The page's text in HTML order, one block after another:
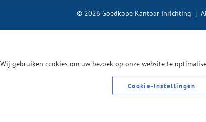
|
© 2026 Goedkope Kantoor Inrichting
Wij gebruiken cookies om uw bezoek op onze website te
Cookie-Instellingen